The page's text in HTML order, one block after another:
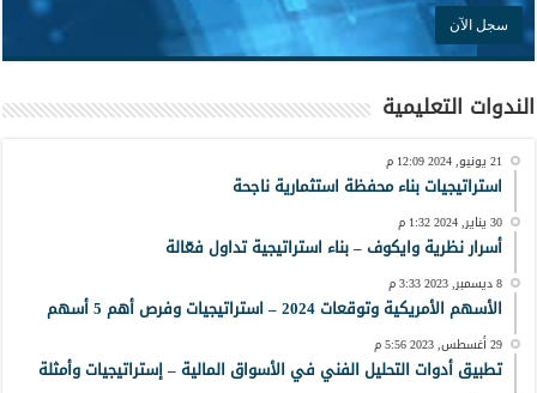
الندوات التعليمية
21 يونيو, 2024 12:09 م
استراتيجيات بناء محفظة استثمارية ناجحة
30 يناير, 2024 1:32 م
أسرار نظرية وايكوف – بناء استراتيجية تداول فعّالة
8 ديسمبر, 2023 3:33 م
الأسهم الأمريكية وتوقعات 2024 – استراتيجيات وفرص أهم 5 أسهم
29 أغسطس, 2023 5:56 م
تطبيق أدوات التحليل الفني في الأسواق المالية – إستراتيجيات وأمثلة